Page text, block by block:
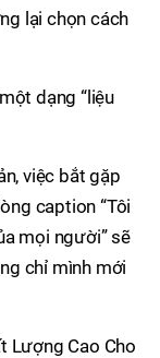
lại chọn cách
dạng “liệu
việc bắt gặp
caption “Tôi
mọi người” sẽ
chỉ mình mới
Lượng Cao Cho